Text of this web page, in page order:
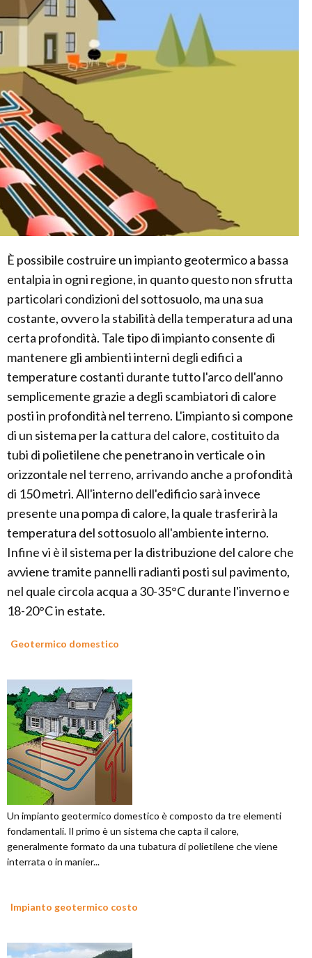
È possibile costruire un impianto geotermico a bassa
entalpia in ogni regione, in quanto questo non sfrutta
particolari condizioni del sottosuolo, ma una sua
costante, ovvero la stabilità della temperatura ad una
certa profondità. Tale tipo di impianto consente di
mantenere gli ambienti interni degli edifici a
temperature costanti durante tutto l'arco dell'anno
semplicemente grazie a degli scambiatori di calore
posti in profondità nel terreno. L'impianto si compone
di un sistema per la cattura del calore, costituito da
tubi di polietilene che penetrano in verticale o in
orizzontale nel terreno, arrivando anche a profondità
di 150 metri. All'interno dell'edificio sarà invece
presente una pompa di calore, la quale trasferirà la
temperatura del sottosuolo all'ambiente interno.
Infine vi è il sistema per la distribuzione del calore che
avviene tramite pannelli radianti posti sul pavimento,
nel quale circola acqua a 30-35°C durante l'inverno e
18-20°C in estate.
Geotermico domestico
Un impianto geotermico domestico è composto da tre elementi
fondamentali. Il primo è un sistema che capta il calore,
generalmente formato da una tubatura di polietilene che viene
interrata o in manier...
Impianto geotermico costo